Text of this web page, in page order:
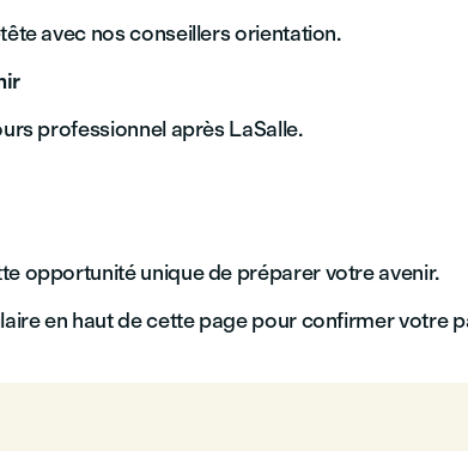
avec nos conseillers orientation.
professionnel après LaSalle.
opportunité unique de préparer votre avenir.
en haut de cette page pour confirmer votre